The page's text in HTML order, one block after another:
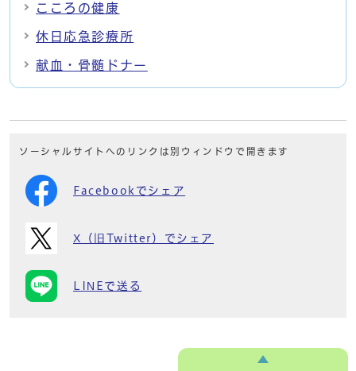
こころの健康
休日応急診療所
献血・骨髄ドナー
ソーシャルサイトへのリンクは別ウィンドウで開きます
Facebookでシェア
X（旧Twitter）でシェア
LINEで送る